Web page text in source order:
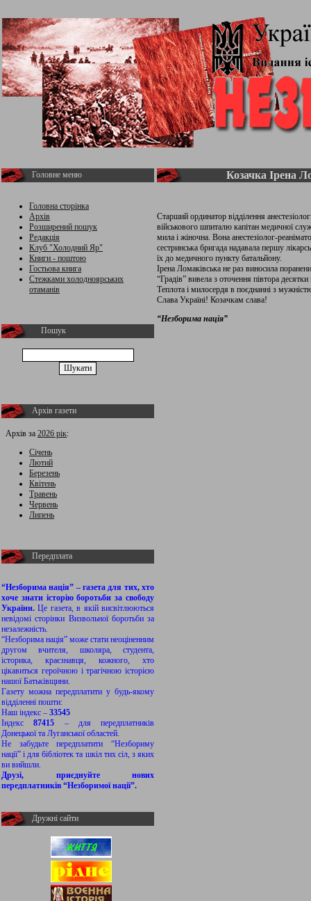
Головне меню
Головна сторінка
Архів
Розширений пошук
Редакція
Клуб "Холодний Яр"
Книги - поштою
Гостьова книга
Стежками холодноярських
отаманів
Пошук
Архів газети
Архів за 2026 рік:
Січень
Лютий
Березень
Квітень
Травень
Червень
Липень
Передплата
“Незборима нація” – газета для тих, хто
хоче знати історію боротьби за свободу
України.Це газета, в якій висвітлюються
невідомі сторінки Визвольної боротьби за
незалежність.
“Незборима нація” може стати неоціненним
другом вчителя, школяра, студента,
історика, краєзнавця, кожного, хто
цікавиться героїчною і трагічною історією
нашої Батьківщини.
Газету можна передплатити у будь-якому
відділенні пошти:
Наш індекс – 33545
Індекс87415 – для передплатників
Донецької та Луганської областей.
Не забудьте передплатити “Незбориму
нації” і для бібліотек та шкіл тих сіл, з яких
ви вийшли.
Друзі, приєднуйте нових
передплатників “Незборимої нації”.
Дружні сайти
Козачка Ірена
Старший ординатор відділення
військового шпиталю капітан медичної
мила і жіночна. Вона анестезіолог-
сестринська бригада надавала першу
їх до медичного пункту батальйону.
Ірена Ломаківська не раз виносила
“Градів” вивела з оточення півтора
Теплота і милосердя в поєднанні з
Слава Україні! Козачкам слава!
“Незборима нація”